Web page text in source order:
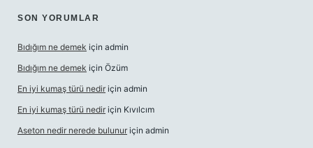
SON YORUMLAR
Bıdığım ne demek için admin
Bıdığım ne demek için Özüm
En iyi kumaş türü nedir için admin
En iyi kumaş türü nedir için Kıvılcım
Aseton nedir nerede bulunur için admin